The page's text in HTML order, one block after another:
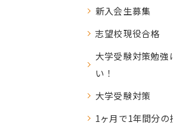
新入会生募集
志望校現役合格
大学受験対策勉強
い！
大学受験対策
1ヶ月で1年間分